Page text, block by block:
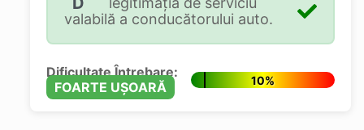
valabilă a conducătorului auto.
Dificultate Întrebare:
FOARTE UȘOARĂ
10%